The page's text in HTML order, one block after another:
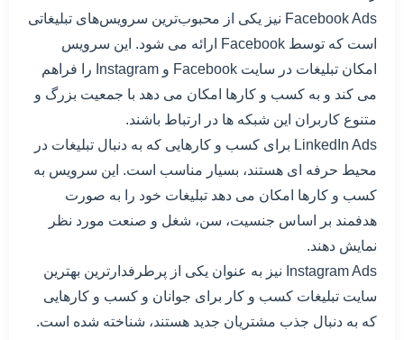
Facebook Ads نیز یکی از محبوب‌ترین سرویس‌های تبلیغاتی
است که توسط Facebook ارائه می شود. این سرویس
امکان تبلیغات در سایت Facebook و Instagram را فراهم
می کند و به کسب و کارها امکان می دهد با جمعیت بزرگ و
متنوع کاربران این شبکه ها در ارتباط باشند.
LinkedIn Ads برای کسب و کارهایی که به دنبال تبلیغات در
محیط حرفه ای هستند، بسیار مناسب است. این سرویس به
کسب و کارها امکان می دهد تبلیغات خود را به صورت
هدفمند بر اساس جنسیت، سن، شغل و صنعت مورد نظر
نمایش دهند.
Instagram Ads نیز به عنوان یکی از پرطرفدارترین بهترین
سایت تبلیغات کسب و کار برای جوانان و کسب و کارهایی
که به دنبال جذب مشتریان جدید هستند، شناخته شده است.